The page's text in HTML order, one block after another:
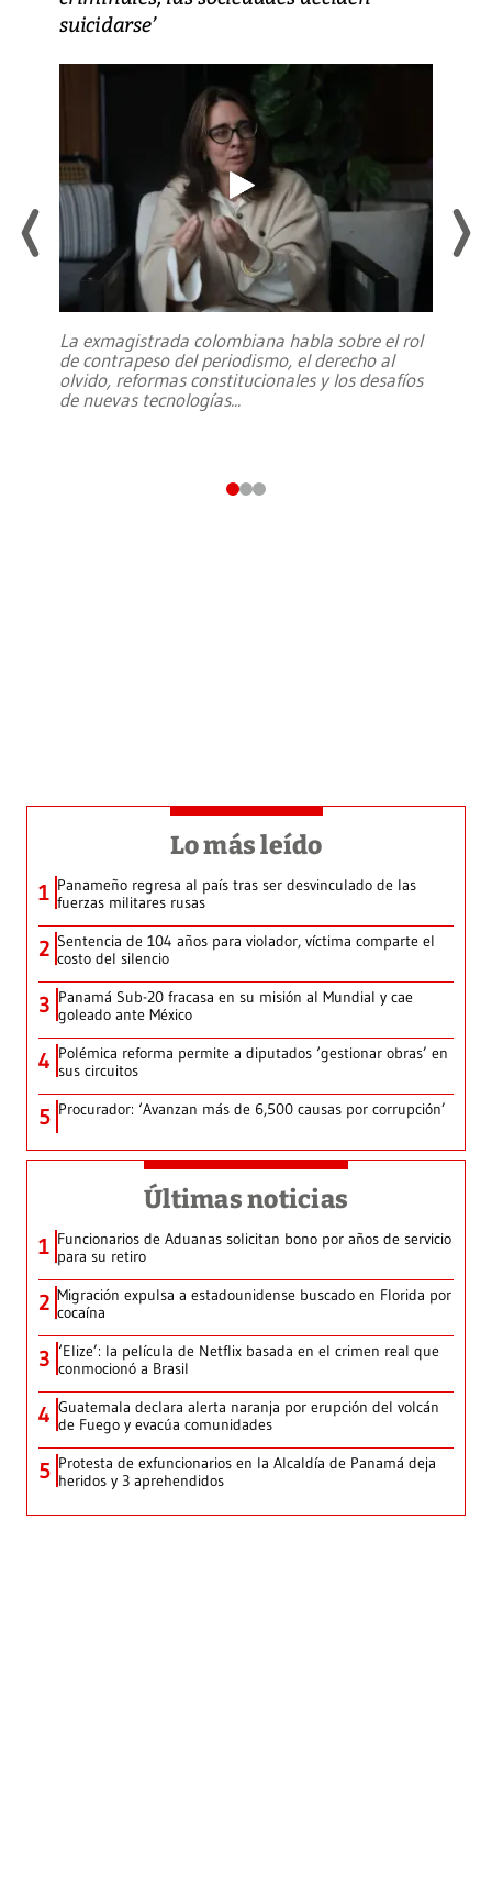
suicidarse’
La exmagistrada colombiana habla sobre el rol
de contrapeso del periodismo, el derecho al
olvido, reformas constitucionales y los desafíos
de nuevas tecnologías...
Lo más leído
1 Panameño regresa al país tras ser desvinculado de las
fuerzas militares rusas
2 Sentencia de 104 años para violador, víctima comparte el
costo del silencio
3 Panamá Sub-20 fracasa en su misión al Mundial y cae
goleado ante México
4 Polémica reforma permite a diputados ‘gestionar obras’ en
sus circuitos
5 Procurador: ‘Avanzan más de 6,500 causas por corrupción’
Últimas noticias
1 Funcionarios de Aduanas solicitan bono por años de servicio
para su retiro
2 Migración expulsa a estadounidense buscado en Florida por
cocaína
3 ‘Elize’: la película de Netflix basada en el crimen real que
conmocionó a Brasil
4 Guatemala declara alerta naranja por erupción del volcán
de Fuego y evacúa comunidades
5 Protesta de exfuncionarios en la Alcaldía de Panamá deja
heridos y 3 aprehendidos